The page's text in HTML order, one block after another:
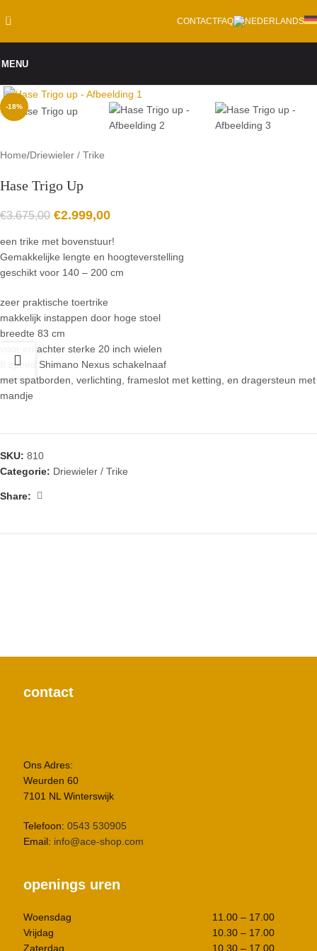
Skip to navigation
CONTACTFAQ
MENU
-18%
Home/Driewieler / Trike
Hase Trigo Up
€3.675,00 €2.999,00
een trike met bovenstuur!
Gemakkelijke lengte en hoogteverstelling
geschikt voor 140 – 200 cm
zeer praktische toertrike
makkelijk instappen door hoge stoel
breedte 83 cm
voor en achter sterke 20 inch wielen
8 speed Shimano Nexus schakelnaaf
met spatborden, verlichting, frameslot met ketting, en dragersteun met
mandje
SKU: 810
Categorie: Driewieler / Trike
Share:
contact
Ons Adres:
Weurden 60
7101 NL Winterswijk
Telefoon: 0543 530905
Email: info@ace-shop.com
openings uren
Woensdag
Vrijdag
Zaterdag
11.00 – 17.00
10.30 – 17.00
10.30 – 17.00